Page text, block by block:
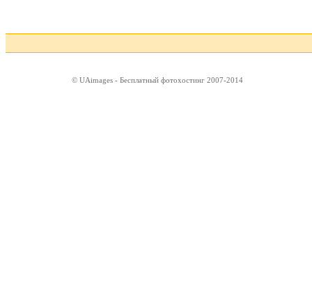
© UAimages - Бесплатный фотохостинг 2007-2014